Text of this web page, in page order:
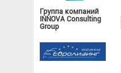
Группа компаний
INNOVA Consulting
Group